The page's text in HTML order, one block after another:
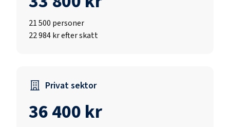
21 500 personer
22 984 kr efter skatt
Privat sektor
36 400 kr